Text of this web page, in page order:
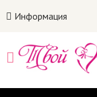
Информация